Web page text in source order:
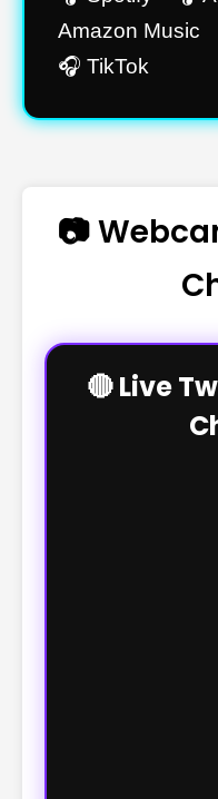
Amazon Music
🎧 TikTok
📷
🔴 Live